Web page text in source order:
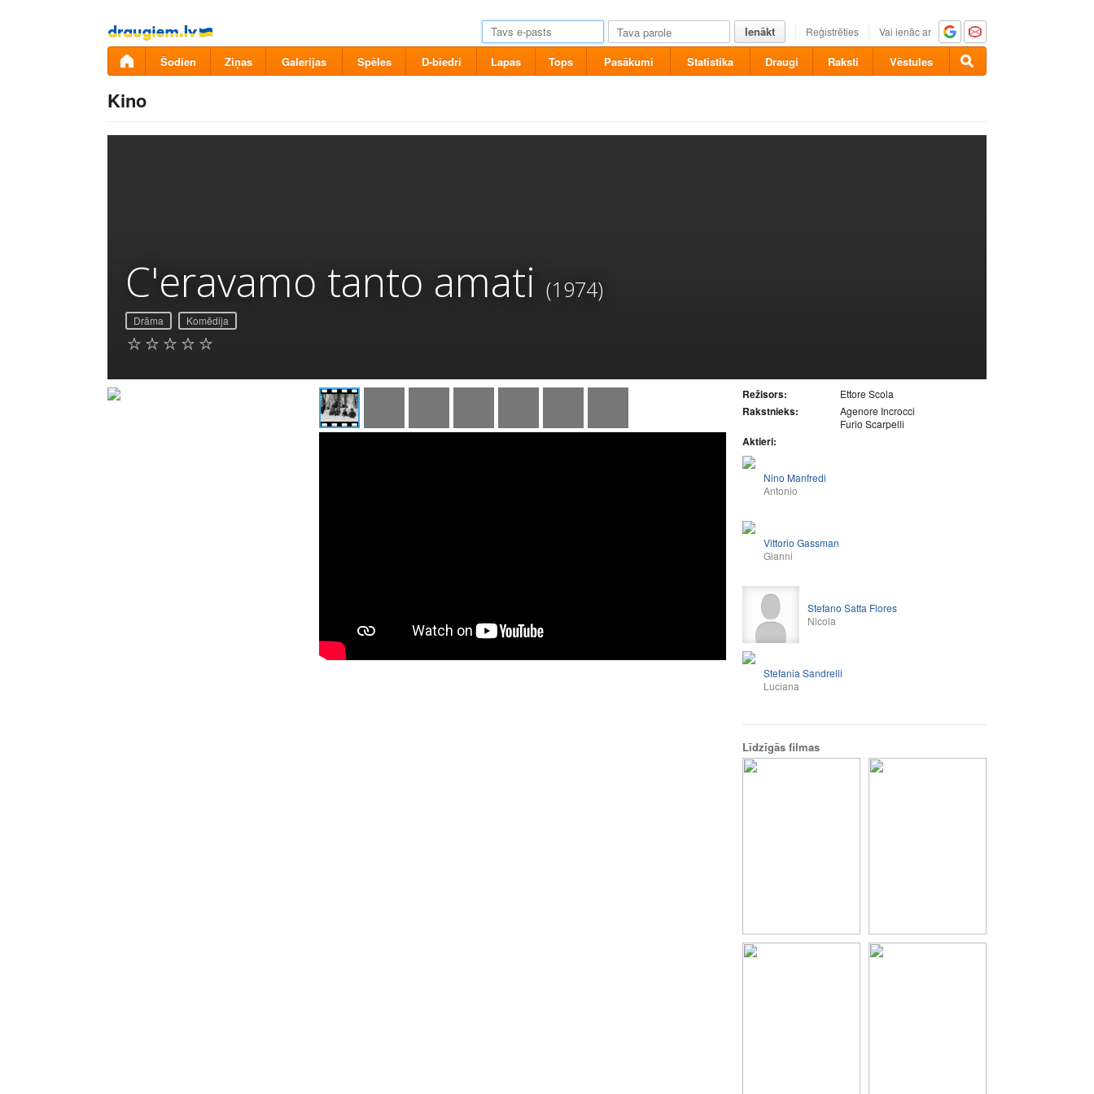
Pāriet
uz
saturu
Ienākt Reģistrēties Vai ienāc ar
Šodien Ziņas Galerijas Spēles D-biedri Lapas Tops Pasākumi Statistika Draugi Raksti Vēstules
Kino
C'eravamo tanto amati (1974)
Drāma Komēdija
Režisors: Ettore Scola
Rakstnieks:
Agenore Incrocci
Furio Scarpelli
Aktieri:
Nino Manfredi
Antonio
Vittorio Gassman
Gianni
Stefano Satta Flores
Nicola
Stefania Sandrelli
Luciana
Līdzīgās filmas